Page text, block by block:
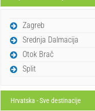
Zagreb
Srednja Dalmacija
Otok Brač
Split
Hrvatska - Sve destinacije